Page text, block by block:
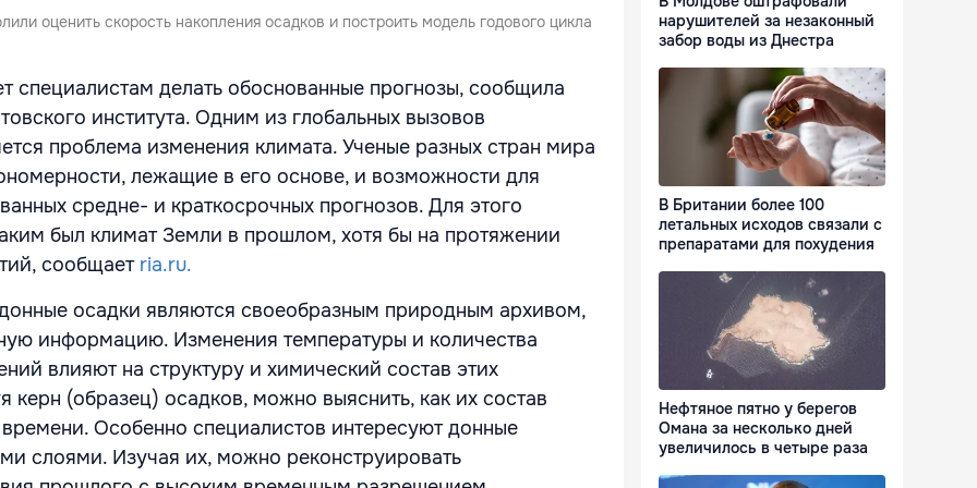
оценить скорость накопления осадков и построить модель годового цикла
специалистам делать обоснованные прогнозы, сообщила
института. Одним из глобальных вызовов
проблема изменения климата. Ученые разных стран мира
лежащие в его основе, и возможности для
средне- и краткосрочных прогнозов. Для этого
был климат Земли в прошлом, хотя бы на протяжении
сообщает ria.ru.
осадки являются своеобразным природным архивом,
информацию. Изменения температуры и количества
влияют на структуру и химический состав этих
керн (образец) осадков, можно выяснить, как их состав
Особенно специалистов интересуют донные
слоями. Изучая их, можно реконструировать
нарушителей за незаконный
забор воды из Днестра
В Британии более 100
летальных исходов связали с
препаратами для похудения
Нефтяное пятно у берегов
Омана за несколько дней
увеличилось в четыре раза